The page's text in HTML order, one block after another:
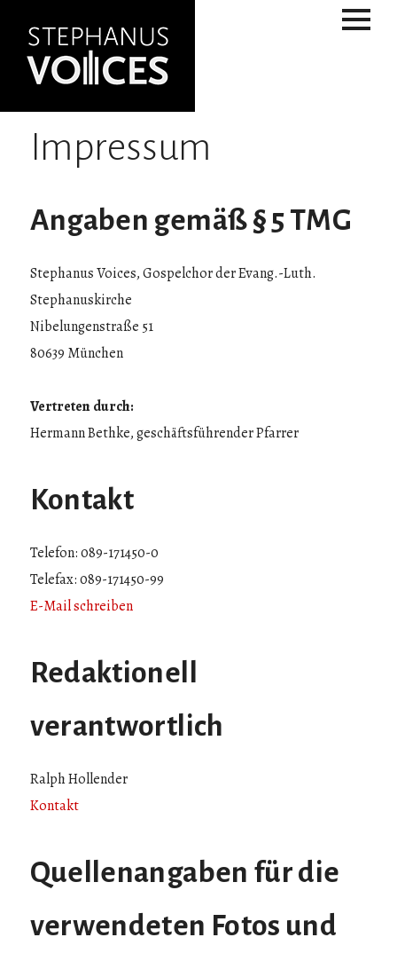
Impressum
Angaben gemäß § 5 TMG
Stephanus Voices, Gospelchor der Evang.-Luth.
Stephanuskirche
Nibelungenstraße 51
80639 München
Vertreten durch:
Hermann Bethke, geschäftsführender Pfarrer
Kontakt
Telefon: 089-171450-0
Telefax: 089-171450-99
E-Mail schreiben
Redaktionell
verantwortlich
Ralph Hollender
Kontakt
Quellenangaben für die
verwendeten Fotos und